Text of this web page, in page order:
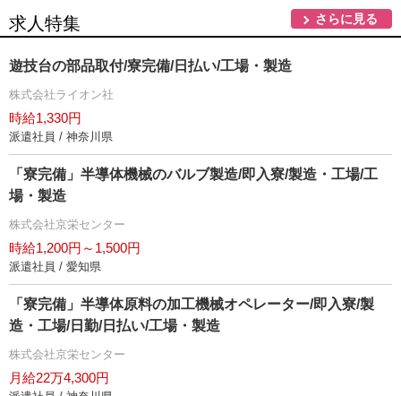
求人特集 さらに見る
遊技台の部品取付/寮完備/日払い/工場・製造
株式会社ライオン社
時給1,330円
派遣社員 / 神奈川県
「寮完備」半導体機械のバルブ製造/即入寮/製造・工場/工
場・製造
株式会社京栄センター
時給1,200円～1,500円
派遣社員 / 愛知県
「寮完備」半導体原料の加工機械オペレーター/即入寮/製
造・工場/日勤/日払い/工場・製造
株式会社京栄センター
月給22万4,300円